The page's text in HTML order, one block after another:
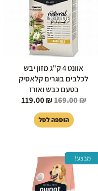
אוונט 4 ק"ג מזון יבש
לכלבים בוגרים קלאסיק
בטעם כבש ואורז
169.00₪
119.00 ₪
הוספה לסל
מבצע!
המחיר
המקורי
היה:
159.00 ₪.